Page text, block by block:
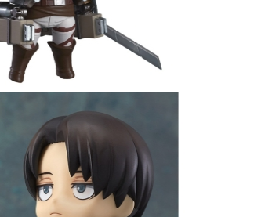
Deck Box
Protectors for cards
Playmat
Binders
Dices